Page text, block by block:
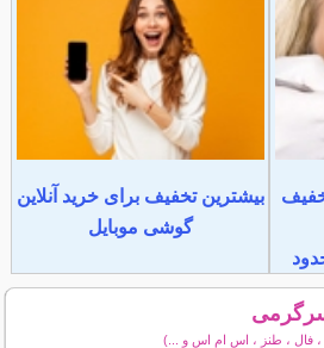
و 25% تخفیف
بیشترین تخفیف برای خرید آنلاین
گوشی موبایل
فال ، طنز ، اس ام اس و ...)